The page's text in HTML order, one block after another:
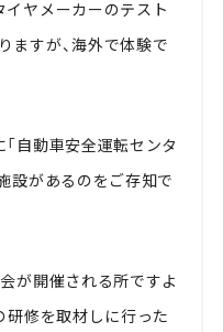
ヤメーカーのテスト
ますが、海外で体験で
自動車安全運転センタ
設があるのをご存知で
が開催される所ですよ
研修を取材しに行った